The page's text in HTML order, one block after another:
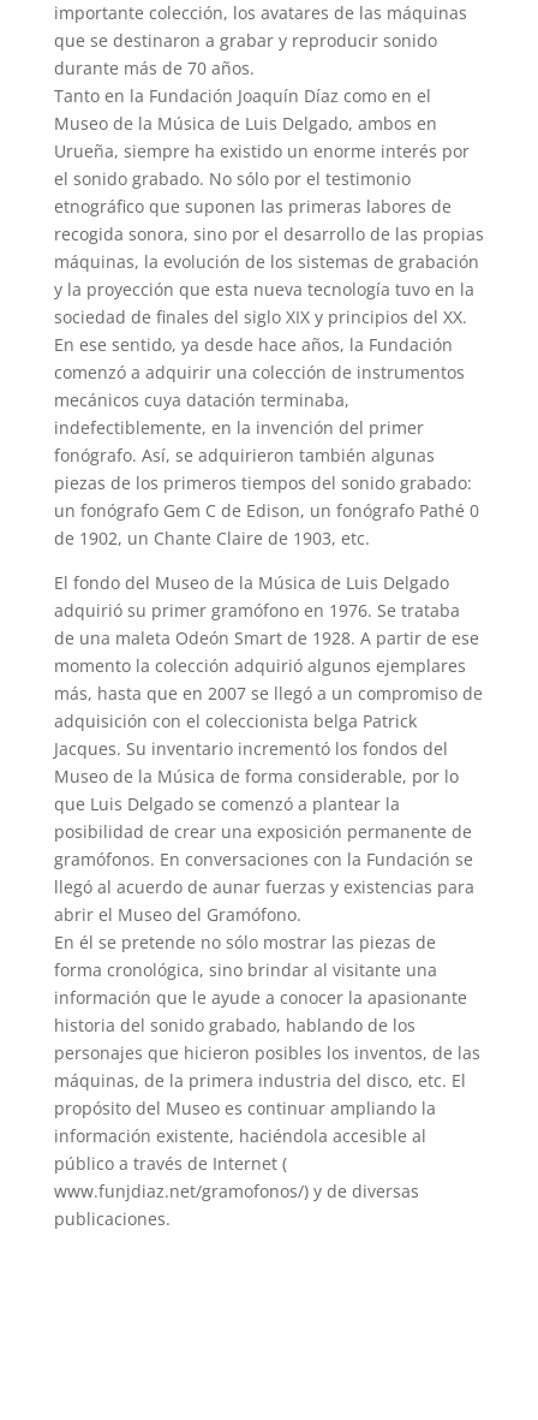
importante colección, los avatares de las máquinas
que se destinaron a grabar y reproducir sonido
durante más de 70 años.
Tanto en la Fundación Joaquín Díaz como en el
Museo de la Música de Luis Delgado, ambos en
Urueña, siempre ha existido un enorme interés por
el sonido grabado. No sólo por el testimonio
etnográfico que suponen las primeras labores de
recogida sonora, sino por el desarrollo de las propias
máquinas, la evolución de los sistemas de grabación
y la proyección que esta nueva tecnología tuvo en la
sociedad de finales del siglo XIX y principios del XX.
En ese sentido, ya desde hace años, la Fundación
comenzó a adquirir una colección de instrumentos
mecánicos cuya datación terminaba,
indefectiblemente, en la invención del primer
fonógrafo. Así, se adquirieron también algunas
piezas de los primeros tiempos del sonido grabado:
un fonógrafo Gem C de Edison, un fonógrafo Pathé 0
de 1902, un Chante Claire de 1903, etc.
El fondo del Museo de la Música de Luis Delgado
adquirió su primer gramófono en 1976. Se trataba
de una maleta Odeón Smart de 1928. A partir de ese
momento la colección adquirió algunos ejemplares
más, hasta que en 2007 se llegó a un compromiso de
adquisición con el coleccionista belga Patrick
Jacques. Su inventario incrementó los fondos del
Museo de la Música de forma considerable, por lo
que Luis Delgado se comenzó a plantear la
posibilidad de crear una exposición permanente de
gramófonos. En conversaciones con la Fundación se
llegó al acuerdo de aunar fuerzas y existencias para
abrir el Museo del Gramófono.
En él se pretende no sólo mostrar las piezas de
forma cronológica, sino brindar al visitante una
información que le ayude a conocer la apasionante
historia del sonido grabado, hablando de los
personajes que hicieron posibles los inventos, de las
máquinas, de la primera industria del disco, etc. El
propósito del Museo es continuar ampliando la
información existente, haciéndola accesible al
público a través de Internet (
www.funjdiaz.net/gramofonos/) y de diversas
publicaciones.